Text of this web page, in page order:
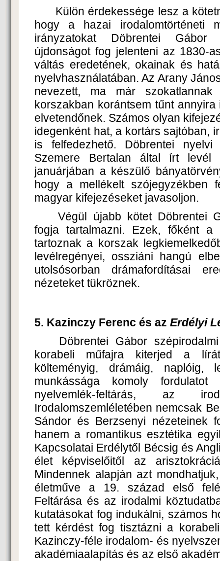
Külön érdekessége lesz a
hogy a hazai irodalomtörténeti
irányzatokat Döbrentei
újdonságot fog jelenteni az 1830-
váltás eredetének, okainak és
nyelvhasználatában. Az Arany
nevezett, ma már
korszakban korántsem tűnt
elvetendőnek. Számos olyan
idegenként hat, a kortárs sajtóban,
is felfedezhető. Döbrentei
Szemere Bertalan által írt levél
januárjában a készülő
hogy a mellékelt szójegyzékben
magyar kifejezéseket javasoljon.
Végül újabb kötet Döbrentei
fogja tartalmazni. Ezek, főként a
tartoznak a korszak
levélregényei, ossziáni hangú
utolsósorban drámafordításai
nézeteket tükröznek.
5. Kazinczy Ferenc és az Erdélyi
Döbrentei Gábor
korabeli műfajra kiterjed a
költeményig, drámáig, naplóig,
munkássága komoly
nyelvemlék-feltárás, az
Irodalomszemléletében nemcsak
Sándor és Berzsenyi nézeteinek
hanem a romantikus esztétika
Kapcsolatai Erdélytől Bécsig és
élet képviselőitől az
Mindennek alapján azt
életműve a 19. század első
Feltárása és az irodalmi
kutatásokat fog indukálni, számos
tett kérdést fog tisztázni a
Kazinczy-féle irodalom- és
akadémiaalapítás és az első